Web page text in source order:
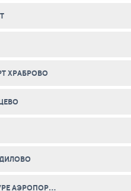
ХРАБРОВО
КОМСОМОЛЬСК-НА-АМУРЕ АЭРОПОРТ ХУРБА